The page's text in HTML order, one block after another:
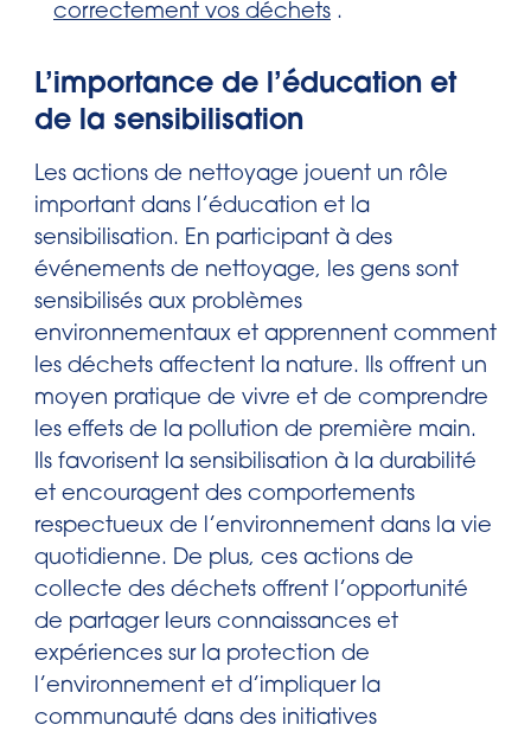
correctement vos déchets .
L’importance de l’éducation et
de la sensibilisation
Les actions de nettoyage jouent un rôle
important dans l’éducation et la
sensibilisation. En participant à des
événements de nettoyage, les gens sont
sensibilisés aux problèmes
environnementaux et apprennent comment
les déchets affectent la nature. Ils offrent un
moyen pratique de vivre et de comprendre
les effets de la pollution de première main.
Ils favorisent la sensibilisation à la durabilité
et encouragent des comportements
respectueux de l’environnement dans la vie
quotidienne. De plus, ces actions de
collecte des déchets offrent l’opportunité
de partager leurs connaissances et
expériences sur la protection de
l’environnement et d’impliquer la
communauté dans des initiatives